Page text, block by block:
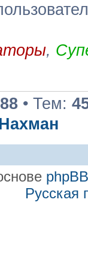
,
• Тем:
phpBB
Русская